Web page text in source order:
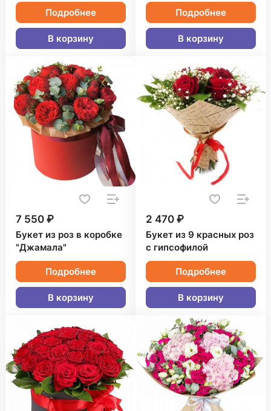
Подробнее
В корзину
Подробнее
В корзину
7 550 ₽
Букет из роз в коробке
"Джамала"
Подробнее
В корзину
2 470 ₽
Букет из 9 красных роз
с гипсофилой
Подробнее
В корзину